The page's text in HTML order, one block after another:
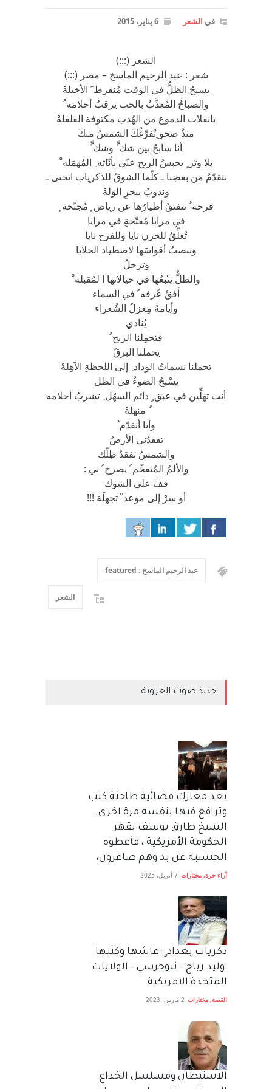
في الشعر 6 يناير، 2015
الشعر (:::)
شعر : عبد الرحيم الماسخ – مصر (:::)
يسبحُ الظلُّ في الوقت مُنفرط َ الأخيلهْ
والصباحُ المُعذَّبُ بالحب يرقبُ أحلامَه ُ
بانفلات الدموع من الهُدب مكتوفة القلقلهْ
منذُ صحو ٍتُفرِّغُكَ الشمسُ منكَ
أنا سابحٌ بين شك ٍّ وشك ٍّ
بلا وتَر ٍ يحبسُ الريح عنّي بأنّاته ِ المُهمَله ْ
نتقدّمُ من بعضِنا ـ كلّما الشوقُ للذكرياتِ انحنى ـ
ونذوبُ ببحرِ الوَلهْ
فرحة ٌ تتفتقُ أطيارُها عن رياض ٍ مُجنّحة ٍ
في مرايا مُفتّحةٍ في مرايا
تُعلِّقُ للحزن نايا وللفرح نايا
وتنصبُ أقواسَها لاصطياد الخلايا
وترحلُ
والظلُّ يتْبعُها في خيالاتها ا لمُقبله ْ
أفقٌ عُرفه ُ في السماء
وأيامهُ مِغزلُ الشُعراء
يُنادي
فتحمِلنا الريح ُ
يحملنا البرقُ
تحملنا نسماتُ الوداد ِ إلى اللحظةِ الآهِلهْ
يسْبحُ الضوءُ في الظل
أنت تهلِّين في عبَق ٍ دائم السهْل ِ تشربُ أحلامه
ُ منهلَهْ
وأنا أتقدّم ُ
تفقدُني الأرضُ
والشمسُ تفقدُ ظِلّك
والألمُ المُتفحِّم ُ يصرخ ُ بي :
قفْ على الشوك
أو سرْ إلى موعد ْ تجهلَهْ !!!
عبد الرحيم الماسخ : featured
الشعر
جديد صوت العروبة
بعد معارك قضائية طاحنة كتب
وترافع فيها بنفسه مرة اخرى..
الشيخ طارق يوسف يقهر
الحكومة الأمريكية ، فأعطوه
الجنسية عن يد وهم صاغرون،
آراء حرة, مختارات 7 أبريل، 2023
دكريات بغداد ٍ: عاشها وكتبها
:وليد رباح – نيوجرسي – الولايات
المتحدة الامريكية
القصة, مختارات 2 مارس، 2023
الاستيطان ومسلسل الخداع